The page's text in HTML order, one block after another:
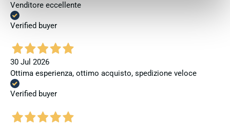
Venditore eccellente
Verified buyer
30 Jul 2026
Ottima esperienza, ottimo acquisto, spedizione veloce
Verified buyer